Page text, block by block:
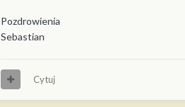
Pozdrowienia
Sebastian
Cytuj